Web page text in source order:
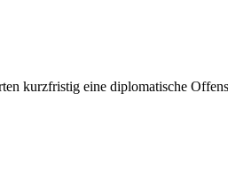
kurzfristig eine diplomatische